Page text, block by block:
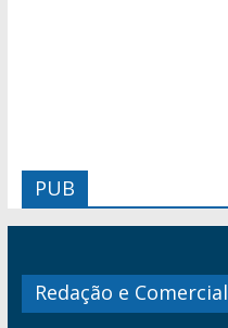
PUB
Redação e Comercial